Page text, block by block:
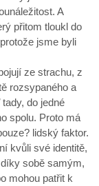
A
přitom tloukl do
jsme byli
ze strachu, z
rozsypaného a
do jedné
spolu. Proto má
lidský faktor.
kvůli své identitě,
sobě samým,
mohou patřit k